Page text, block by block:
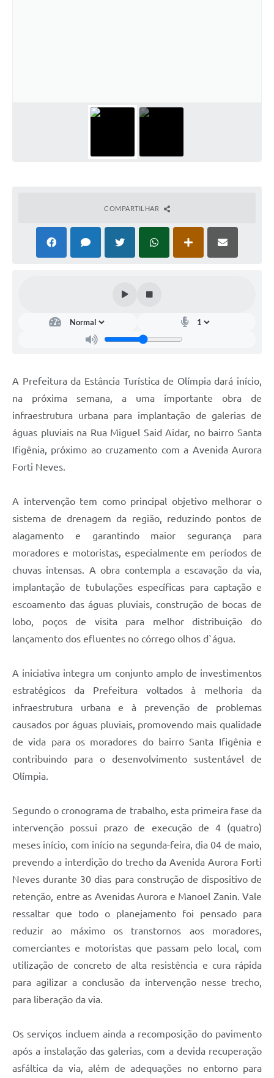
COMPARTILHAR
A Prefeitura da Estância Turística de Olímpia dará início,
na próxima semana, a uma importante obra de
infraestrutura urbana para implantação de galerias de
águas pluviais na Rua Miguel Said Aidar, no bairro Santa
Ifigênia, próximo ao cruzamento com a Avenida Aurora
Forti Neves.
A intervenção tem como principal objetivo melhorar o
sistema de drenagem da região, reduzindo pontos de
alagamento e garantindo maior segurança para
moradores e motoristas, especialmente em períodos de
chuvas intensas. A obra contempla a escavação da via,
implantação de tubulações específicas para captação e
escoamento das águas pluviais, construção de bocas de
lobo, poços de visita para melhor distribuição do
lançamento dos efluentes no córrego olhos d`água.
A iniciativa integra um conjunto amplo de investimentos
estratégicos da Prefeitura voltados à melhoria da
infraestrutura urbana e à prevenção de problemas
causados por águas pluviais, promovendo mais qualidade
de vida para os moradores do bairro Santa Ifigênia e
contribuindo para o desenvolvimento sustentável de
Olímpia.
Segundo o cronograma de trabalho, esta primeira fase da
intervenção possui prazo de execução de 4 (quatro)
meses início, com início na segunda-feira, dia 04 de maio,
prevendo a interdição do trecho da Avenida Aurora Forti
Neves durante 30 dias para construção de dispositivo de
retenção, entre as Avenidas Aurora e Manoel Zanin. Vale
ressaltar que todo o planejamento foi pensado para
reduzir ao máximo os transtornos aos moradores,
comerciantes e motoristas que passam pelo local, com
utilização de concreto de alta resistência e cura rápida
para agilizar a conclusão da intervenção nesse trecho,
para liberação da via.
Os serviços incluem ainda a recomposição do pavimento
após a instalação das galerias, com a devida recuperação
asfáltica da via, além de adequações no entorno para